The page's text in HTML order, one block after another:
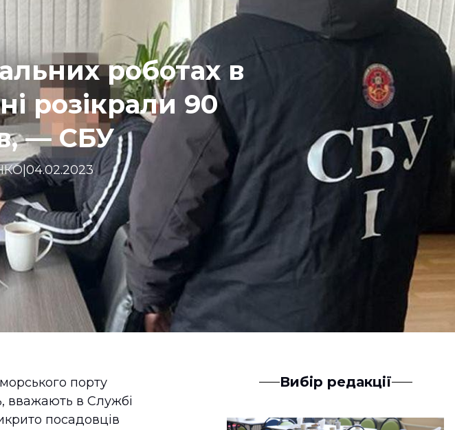
роботах в
розікрали 90
— СБУ
|04.02.2023
порту
вважають в Службі
посадовців
Вибір редакції